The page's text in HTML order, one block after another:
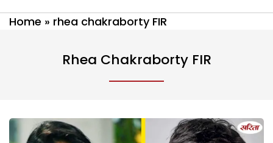
Home » rhea chakraborty FIR
Rhea Chakraborty FIR